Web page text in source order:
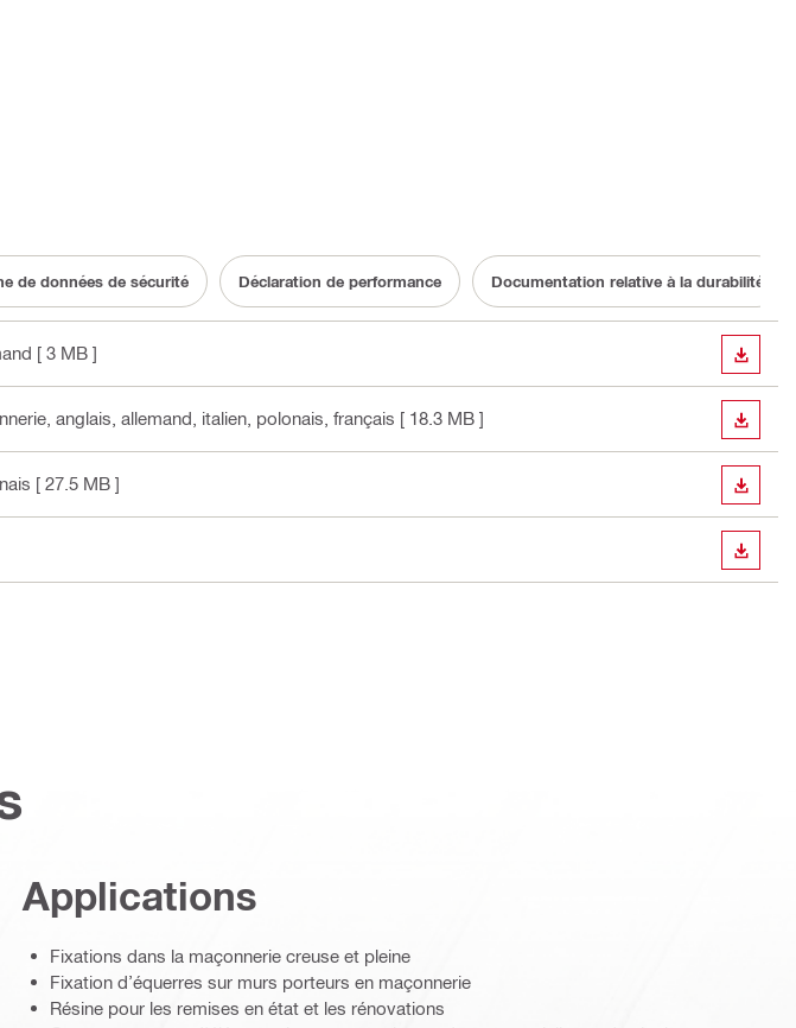
de données de sécurité Déclaration de performance Documentation relative à la durabilité
[ 3 MB ]
, anglais, allemand, italien, polonais, français [ 18.3 MB ]
[ 27.5 MB ]
Applications
Fixations dans la maçonnerie creuse et pleine
Fixation d’équerres sur murs porteurs en maçonnerie
Résine pour les remises en état et les rénovations